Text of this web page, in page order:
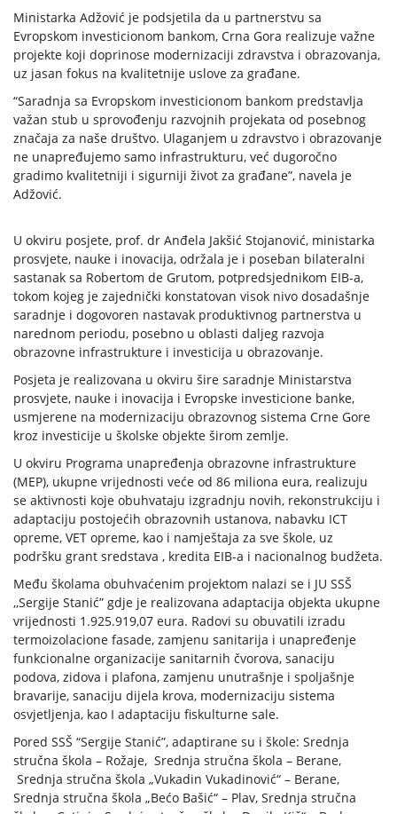
Ministarka Adžović je podsjetila da u partnerstvu sa
Evropskom investicionom bankom, Crna Gora realizuje važne
projekte koji doprinose modernizaciji zdravstva i obrazovanja,
uz jasan fokus na kvalitetnije uslove za građane.
“Saradnja sa Evropskom investicionom bankom predstavlja
važan stub u sprovođenju razvojnih projekata od posebnog
značaja za naše društvo. Ulaganjem u zdravstvo i obrazovanje
ne unapređujemo samo infrastrukturu, već dugoročno
gradimo kvalitetniji i sigurniji život za građane”, navela je
Adžović.
U okviru posjete, prof. dr Anđela Jakšić Stojanović, ministarka
prosvjete, nauke i inovacija, održala je i poseban bilateralni
sastanak sa Robertom de Grutom, potpredsjednikom EIB-a,
tokom kojeg je zajednički konstatovan visok nivo dosadašnje
saradnje i dogovoren nastavak produktivnog partnerstva u
narednom periodu, posebno u oblasti daljeg razvoja
obrazovne infrastrukture i investicija u obrazovanje.
Posjeta je realizovana u okviru šire saradnje Ministarstva
prosvjete, nauke i inovacija i Evropske investicione banke,
usmjerene na modernizaciju obrazovnog sistema Crne Gore
kroz investicije u školske objekte širom zemlje.
U okviru Programa unapređenja obrazovne infrastrukture
(MEP), ukupne vrijednosti veće od 86 miliona eura, realizuju
se aktivnosti koje obuhvataju izgradnju novih, rekonstrukciju i
adaptaciju postojećih obrazovnih ustanova, nabavku ICT
opreme, VET opreme, kao i namještaja za sve škole, uz
podršku grant sredstava , kredita EIB-a i nacionalnog budžeta.
Među školama obuhvaćenim projektom nalazi se i JU SSŠ
,,Sergije Stanić” gdje je realizovana adaptacija objekta ukupne
vrijednosti 1.925.919,07 eura. Radovi su obuvatili izradu
termoizolacione fasade, zamjenu sanitarija i unapređenje
funkcionalne organizacije sanitarnih čvorova, sanaciju
podova, zidova i plafona, zamjenu unutrašnje i spoljašnje
bravarije, sanaciju dijela krova, modernizaciju sistema
osvjetljenja, kao I adaptaciju fiskulturne sale.
Pored SSŠ “Sergije Stanić”, adaptirane su i škole: Srednja
stručna škola – Rožaje, Srednja stručna škola – Berane,
Srednja stručna škola „Vukadin Vukadinović“ – Berane,
Srednja stručna škola „Bećo Bašić“ – Plav, Srednja stručna